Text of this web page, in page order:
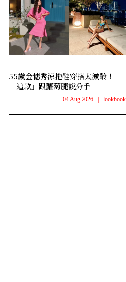
55歲金憓秀涼拖鞋穿搭太減齡！
「這款」跟蘿蔔腿說分手
04 Aug 2026 lookbook